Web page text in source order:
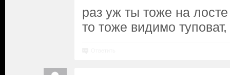
раз уж ты тоже на
то тоже видимо